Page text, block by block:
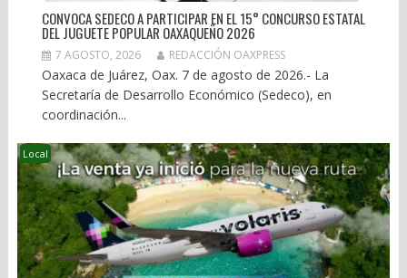
CONVOCA SEDECO A PARTICIPAR EN EL 15° CONCURSO ESTATAL
DEL JUGUETE POPULAR OAXAQUEÑO 2026
7 AGOSTO, 2026 REDACCIÓN OAXPRESS
Oaxaca de Juárez, Oax. 7 de agosto de 2026.- La
Secretaría de Desarrollo Económico (Sedeco), en
coordinación...
Local